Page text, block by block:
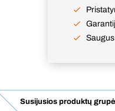
Susijusios produktų